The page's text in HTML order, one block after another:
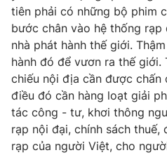
tiên phải có những bộ phim
bước chân vào hệ thống rạp
nhà phát hành thế giới.
hành đó để vươn ra thế giới.
chiếu nội địa cần được chấn
điều đó cần hàng loạt giải
tác công - tư, khơi thông
rạp nội đại, chính sách
rạp của người Việt, cho